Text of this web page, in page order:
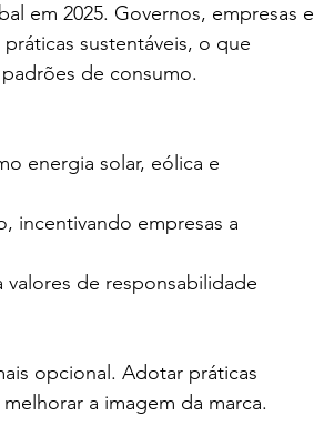
em 2025. Governos, empresas e
sustentáveis, o que
de consumo.
energia solar, eólica e
incentivando empresas a
de responsabilidade
opcional. Adotar práticas
a imagem da marca.